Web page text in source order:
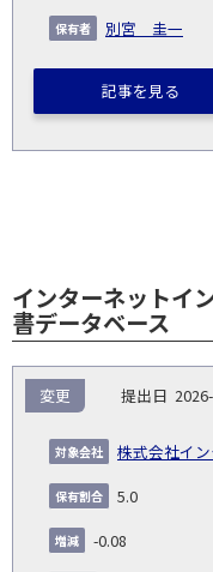
別宮 圭一
記事を見る
インターネットイ
書データベース
NO.
告
義
務
発
生
日
出
コー
株式会社イ
変更
5.0
-0.08